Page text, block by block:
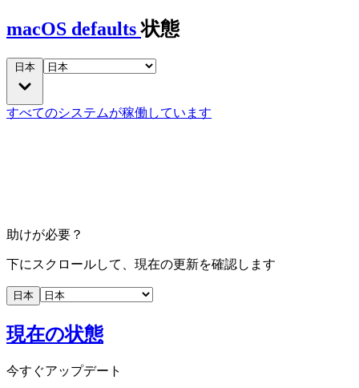
macOS defaults状態
日本
すべてのシステムが稼働しています
助けが必要？
下にスクロールして、現在の更新を確認します
日本
現在の状態
今すぐアップデート